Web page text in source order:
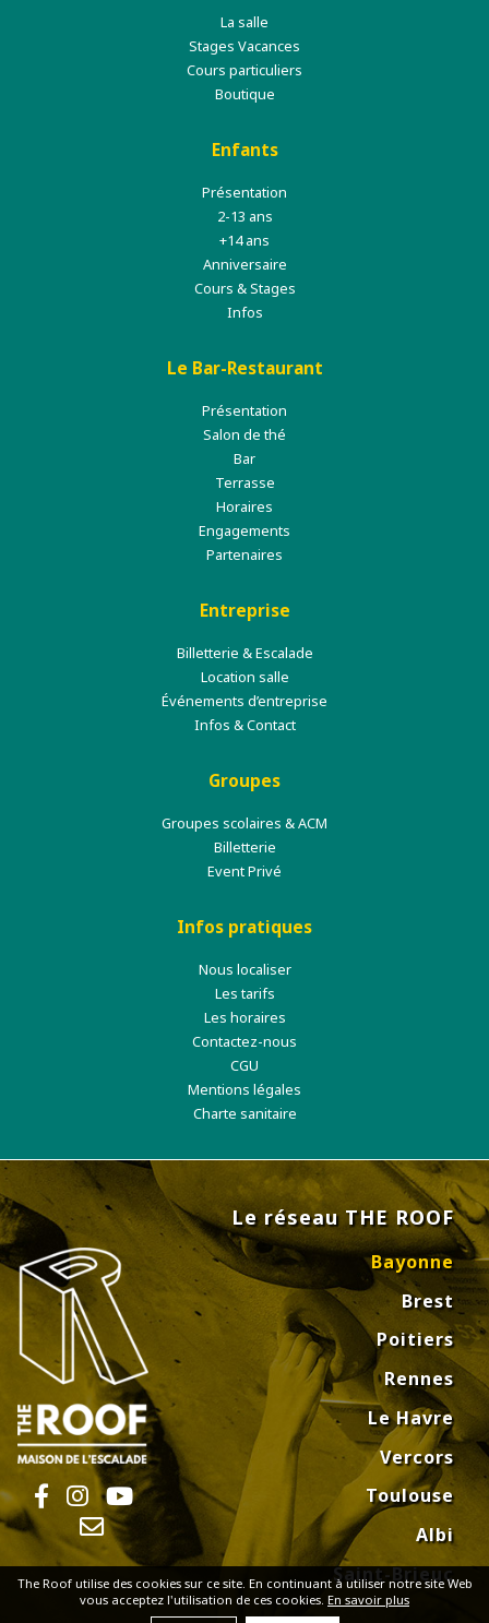
La salle
Stages Vacances
Cours particuliers
Boutique
Enfants
Présentation
2-13 ans
+14 ans
Anniversaire
Cours & Stages
Infos
Le Bar-Restaurant
Présentation
Salon de thé
Bar
Terrasse
Horaires
Engagements
Partenaires
Entreprise
Billetterie & Escalade
Location salle
Événements d’entreprise
Infos & Contact
Groupes
Groupes scolaires & ACM
Billetterie
Event Privé
Infos pratiques
Nous localiser
Les tarifs
Les horaires
Contactez-nous
CGU
Mentions légales
Charte sanitaire
Le réseau THE ROOF
Bayonne
Brest
Poitiers
Rennes
Le Havre
Vercors
Toulouse
Albi
Saint-Brieuc
The Roof utilise des cookies sur ce site. En continuant à utiliser notre site Web
vous acceptez l'utilisation de ces cookies. En savoir plus